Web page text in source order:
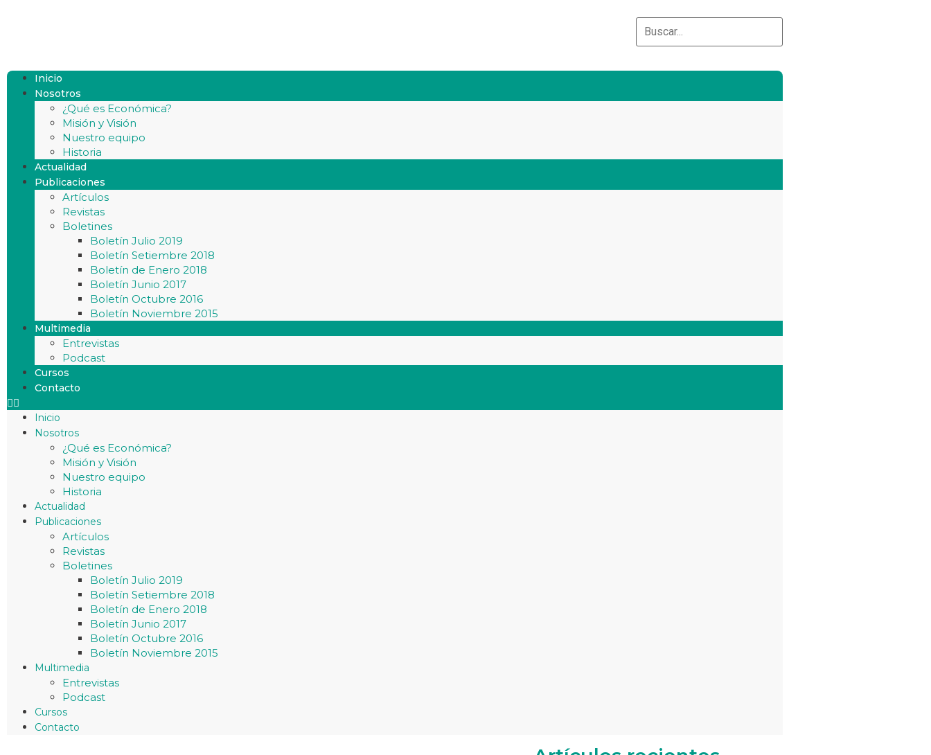
Inicio
Nosotros
¿Qué es Económica?
Misión y Visión
Nuestro equipo
Historia
Actualidad
Publicaciones
Artículos
Revistas
Boletines
Boletín Julio 2019
Boletín Setiembre 2018
Boletín de Enero 2018
Boletín Junio 2017
Boletín Octubre 2016
Boletín Noviembre 2015
Multimedia
Entrevistas
Podcast
Cursos
Contacto
Inicio
Nosotros
¿Qué es Económica?
Misión y Visión
Nuestro equipo
Historia
Actualidad
Publicaciones
Artículos
Revistas
Boletines
Boletín Julio 2019
Boletín Setiembre 2018
Boletín de Enero 2018
Boletín Junio 2017
Boletín Octubre 2016
Boletín Noviembre 2015
Multimedia
Entrevistas
Podcast
Cursos
Contacto